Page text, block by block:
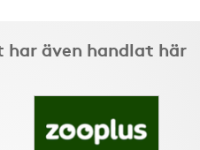
även handlat här